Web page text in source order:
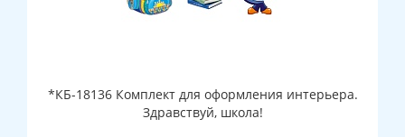
*КБ-18136 Комплект для оформления интерьера.
Здравствуй, школа!